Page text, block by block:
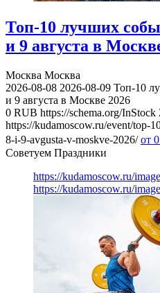
Топ-10 лучших
и 9 августа в
Москва Москва
2026-08-08 2026-08-09 Топ-10
и 9 августа в Москве 2026
0 RUB https://schema.org/InStock
https://kudamoscow.ru/event/top-
8-i-9-avgusta-v-moskve-2026/ от 0
Советуем Праздники
https://kudamoscow.ru/
https://kudamoscow.ru/